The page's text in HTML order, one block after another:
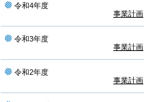
令和4年度
事業計画
令和3年度
事業計画
令和2年度
事業計画